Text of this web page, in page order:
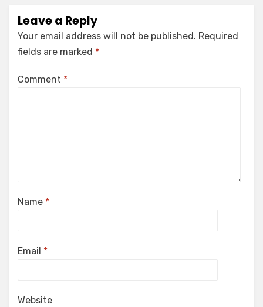
Leave a Reply
Your email address will not be published. Required
fields are marked *
Comment *
Name *
Email *
Website